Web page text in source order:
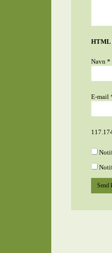
HTML
Navn *
E-mail